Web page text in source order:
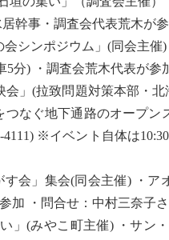
幹事・調査会代表荒木が
シンポジウム」(同会主
分) ・調査会荒木代表が参
」(拉致問題対策本部・
なぐ地下通路のオープン
※イベント自体は
会」集会(同会主催) ・ア
加 ・問合せ：中村三奈子
」(みやこ町主催) ・サン